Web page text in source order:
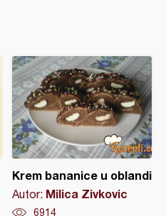
Krem bananice u oblandi
Autor: Milica Zivkovic
6914